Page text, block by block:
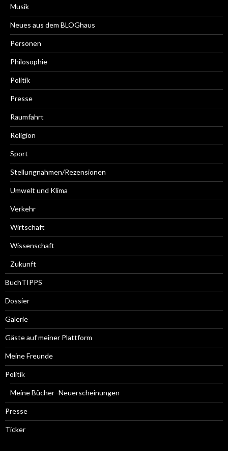
Musik
Neues aus dem BLOGhaus
Personen
Philosophie
Politik
Presse
Raumfahrt
Religion
Sport
Stellungnahmen/Rezensionen
Umwelt und Klima
Verkehr
Wirtschaft
Wissenschaft
Zukunft
BuchTIPPS
Dossier
Galerie
Gäste auf meiner Plattform
Meine Freunde
Politik
Meine Bücher -Neuerscheinungen
Presse
Ticker